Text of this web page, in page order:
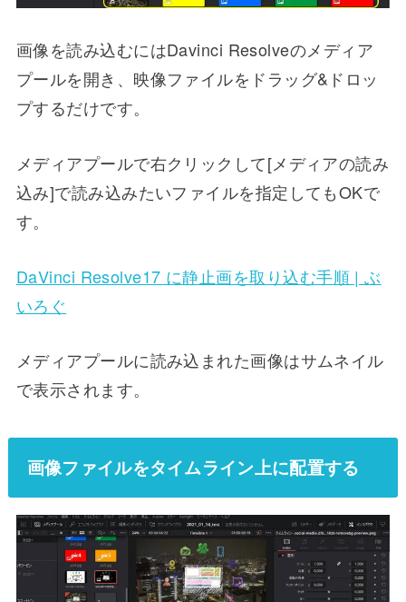
画像を読み込むにはDavinci Resolveのメディア
プールを開き、映像ファイルをドラッグ&ドロッ
プするだけです。
メディアプールで右クリックして[メディアの読み
込み]で読み込みたいファイルを指定してもOKで
す。
DaVinci Resolve17 に静止画を取り込む手順 | ぶ
いろぐ
メディアプールに読み込まれた画像はサムネイル
で表示されます。
画像ファイルをタイムライン上に配置する